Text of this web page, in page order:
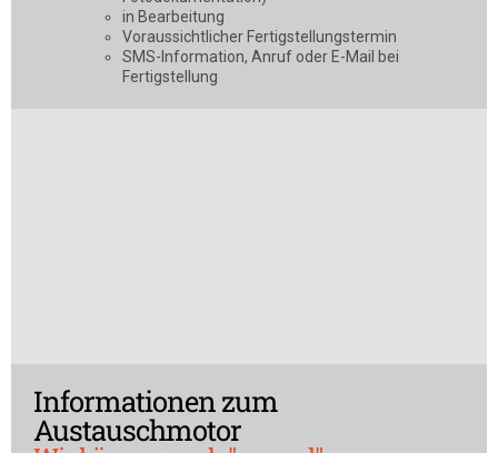
in Bearbeitung
Voraussichtlicher Fertigstellungstermin
SMS-Information, Anruf oder E-Mail bei
Fertigstellung
Informationen zum
Austauschmotor